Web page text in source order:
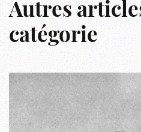
Autres
catégorie